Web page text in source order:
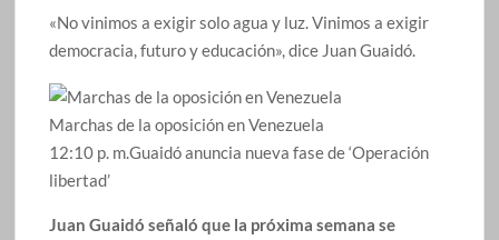
«No vinimos a exigir solo agua y luz. Vinimos a exigir
democracia, futuro y educación», dice Juan Guaidó.
Marchas de la oposición en Venezuela
12:10 p. m.Guaidó anuncia nueva fase de ‘Operación
libertad’
Juan Guaidó señaló que la próxima semana se